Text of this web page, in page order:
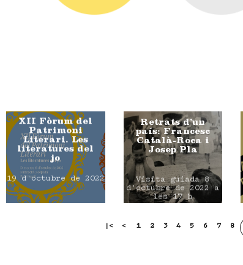
XII Fòrum del
Patrimoni
Literari. Les
literatures del
jo
19 d'octubre de 2022
Retrats d’un
país: Francesc
Català-Roca i
Josep Pla
Visita guiada 8
d'octubre de 2022 a
les 17 h
|< < 1 2 3 4 5 6 7 8